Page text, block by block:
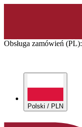
Obsługa zamówień (PL):
Polski / PLN